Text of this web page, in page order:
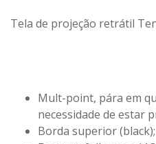
Tela de projeção retrátil
Mult-point, pára em
necessidade de estar
Borda superior (black);